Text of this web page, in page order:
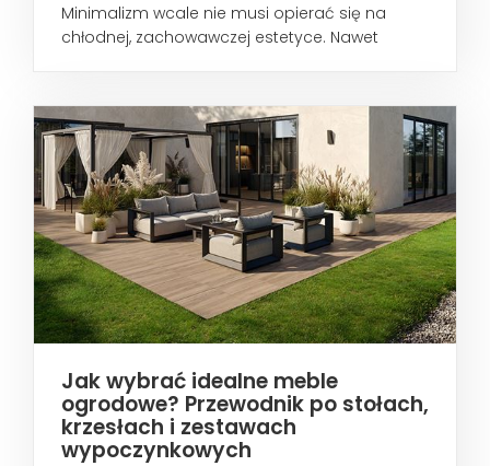
Minimalizm wcale nie musi opierać się na
chłodnej, zachowawczej estetyce. Nawet
Jak wybrać idealne meble
ogrodowe? Przewodnik po stołach,
krzesłach i zestawach
wypoczynkowych